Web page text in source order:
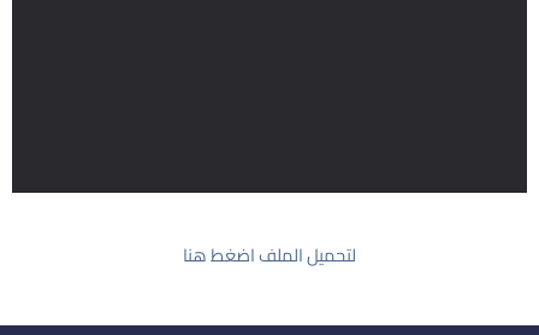
لتحميل الملف اضغط هنا